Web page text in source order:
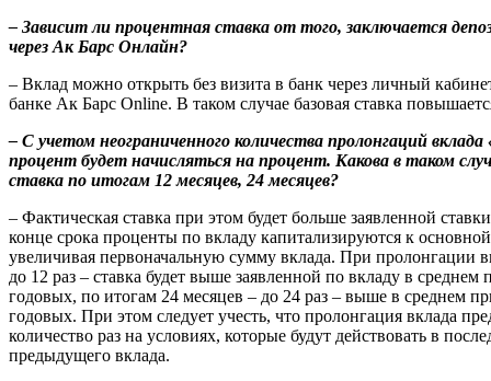
– Зависит ли процентная ставка от того, заключается
через Ак Барс Онлайн?
– Вклад можно открыть без визита в банк через личный
банке Ак Барс Online. В таком случае базовая ставка
– С учетом неограниченного количества пролонгаций
процент будет начисляться на процент. Какова в таком
ставка по итогам 12 месяцев, 24 месяцев?
– Фактическая ставка при этом будет больше заявленной
конце срока проценты по вкладу капитализируются к
увеличивая первоначальную сумму вклада. При пролонгации
до 12 раз – ставка будет выше заявленной по вкладу в среднем
годовых, по итогам 24 месяцев – до 24 раз – выше в среднем
годовых. При этом следует учесть, что пролонгация вклада
количество раз на условиях, которые будут действовать в
предыдущего вклада.